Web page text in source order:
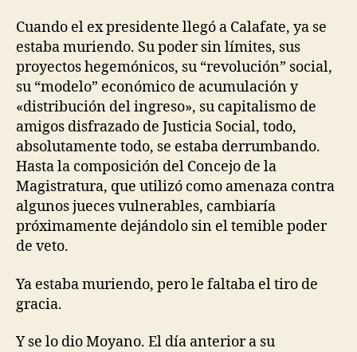
Cuando el ex presidente llegó a Calafate, ya se
estaba muriendo. Su poder sin límites, sus
proyectos hegemónicos, su “revolución” social,
su “modelo” económico de acumulación y
«distribución del ingreso», su capitalismo de
amigos disfrazado de Justicia Social, todo,
absolutamente todo, se estaba derrumbando.
Hasta la composición del Concejo de la
Magistratura, que utilizó como amenaza contra
algunos jueces vulnerables, cambiaría
próximamente dejándolo sin el temible poder
de veto.
Ya estaba muriendo, pero le faltaba el tiro de
gracia.
Y se lo dio Moyano. El día anterior a su